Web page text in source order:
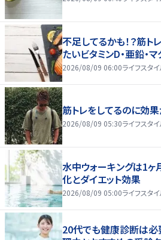
不足してるかも！？筋
たいビタミンD・亜鉛・
2026/08/09 06:00ライフスタ
筋トレをしてるのに効
2026/08/09 05:30ライフスタ
水中ウォーキングは1ヶ
化とダイエット効果
2026/08/09 05:00ライフスタ
20代でも健康診断は必